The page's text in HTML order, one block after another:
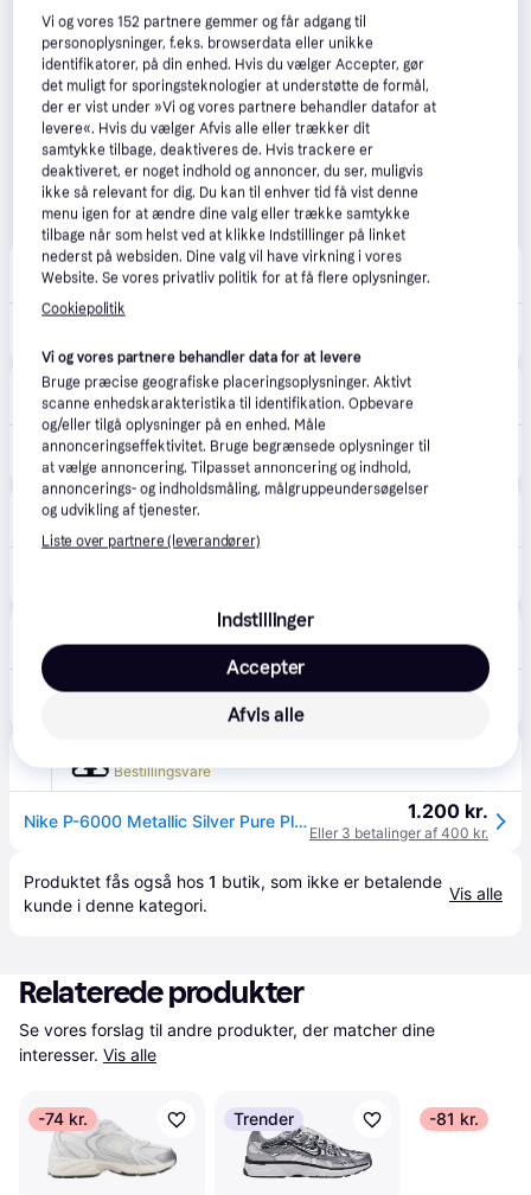
Nike
Fri fragt,2-4 dage
Miinto
49 kr. fragt,1-5 dage
Nike P-6000 Sneakers - Træning - Dame - Grå - 41 EU - Læder 880 kr.
Eller 3 betalinger af 293 kr.
NordicSneakers
Fri fragt,1-3 dage
Nike Nike Metallic Silver P-6000 Trainers 1.220 kr.
Bestillingsvare
Nike P-6000 Metallic Silver Pure Platinum 1.200 kr.
Eller 3 betalinger af 400 kr.
Produktet fås også hos 1 butik, som ikke er betalende
kunde i denne kategori.
Vis alle
Relaterede produkter
Se vores forslag til andre produkter, der matcher dine
interesser. Vis alle
-74 kr. Trender -81 kr.
Vi og vores152 partnere gemmer og får adgang til
personoplysninger, f.eks. browserdata eller unikke
identifikatorer, på din enhed. Hvis du vælger Accepter, gør
det muligt for sporingsteknologier at understøtte de formål,
der er vist under »Vi og vores partnere behandler datafor at
levere«. Hvis du vælger Afvis alle eller trækker dit
samtykke tilbage, deaktiveres de. Hvis trackere er
deaktiveret, er noget indhold og annoncer, du ser, muligvis
ikke så relevant for dig. Du kan til enhver tid få vist denne
menu igen for at ændre dine valg eller trække samtykke
tilbage når som helst ved at klikke Indstillinger på linket
nederst på websiden. Dine valg vil have virkning i vores
Website. Se vores privatliv politik for at få flere oplysninger.
Cookiepolitik
Vi og vores partnere behandler data for at levere
Bruge præcise geografiske placeringsoplysninger. Aktivt
scanne enhedskarakteristika til identifikation. Opbevare
og/eller tilgå oplysninger på en enhed. Måle
annonceringseffektivitet. Bruge begrænsede oplysninger til
at vælge annoncering. Tilpasset annoncering og indhold,
annoncerings- og indholdsmåling, målgruppeundersøgelser
og udvikling af tjenester.
Liste over partnere (leverandører)
Indstillinger
Afvis alle
Accepter